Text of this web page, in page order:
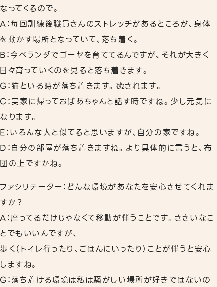
なってくるので。
A：毎回訓練後職員さんのストレッチがあるところが、身体
を動かす場所となっていて、落ち着く。
B：今ベランダでゴーヤを育ててるんですが、それが大きく
日々育っていくのを見ると落ち着きます。
G：猫といる時が落ち着きます。癒されます。
C：実家に帰っておばあちゃんと話す時ですね。少し元気に
なります。
E：いろんな人と似てると思いますが、自分の家ですね。
D：自分の部屋が落ち着きますね。より具体的に言うと、布
団の上ですかね。
ファシリテーター：どんな環境があなたを安心させてくれま
すか？
A：座ってるだけじゃなくて移動が伴うことです。ささいなこ
とでもいいんですが、
歩く（トイレ行ったり、ごはんにいったり）ことが伴うと安心
しますね。
G：落ち着ける環境は私は騒がしい場所が好きではないの